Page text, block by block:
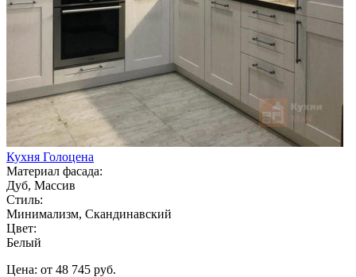
Кухня Голоцена
Материал фасада:
Дуб, Массив
Стиль:
Минимализм, Скандинавский
Цвет:
Белый
Цена: от 48 745 руб.